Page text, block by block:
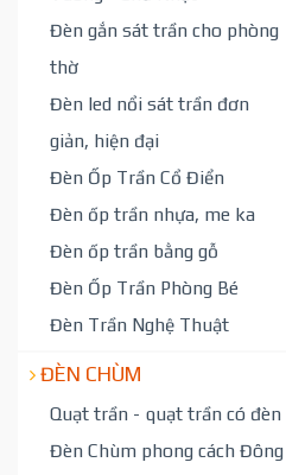
Đèn gắn sát trần cho phòng
thờ
Đèn led nổi sát trần đơn
giản, hiện đại
Đèn Ốp Trần Cổ Điển
Đèn ốp trần nhựa, me ka
Đèn ốp trần bằng gỗ
Đèn Ốp Trần Phòng Bé
Đèn Trần Nghệ Thuật
ĐÈN CHÙM
Quạt trần - quạt trần có đèn
Đèn Chùm phong cách Đông